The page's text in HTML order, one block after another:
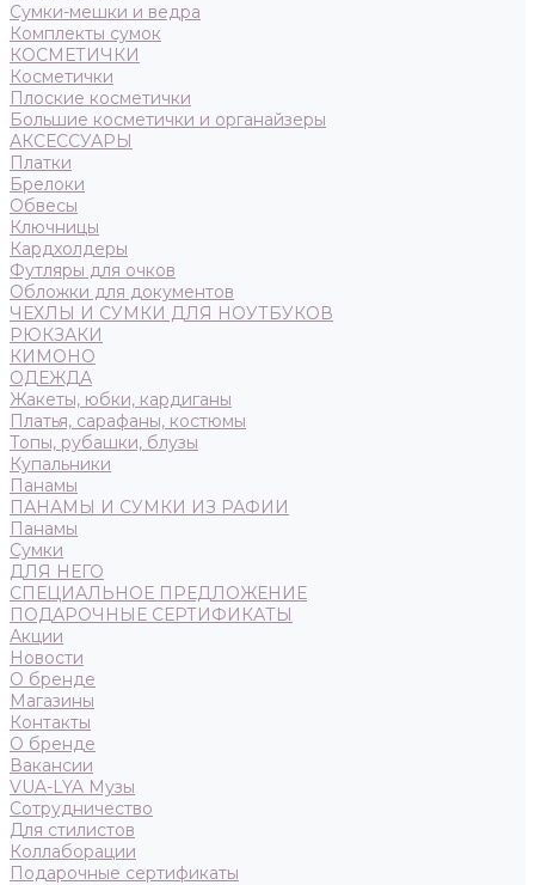
Сумки-мешки и ведра
Комплекты сумок
КОСМЕТИЧКИ
Косметички
Плоские косметички
Большие косметички и органайзеры
АКСЕССУАРЫ
Платки
Брелоки
Обвесы
Ключницы
Кардхолдеры
Футляры для очков
Обложки для документов
ЧЕХЛЫ И СУМКИ ДЛЯ НОУТБУКОВ
РЮКЗАКИ
КИМОНО
ОДЕЖДА
Жакеты, юбки, кардиганы
Платья, сарафаны, костюмы
Топы, рубашки, блузы
Купальники
Панамы
ПАНАМЫ И СУМКИ ИЗ РАФИИ
Панамы
Сумки
ДЛЯ НЕГО
СПЕЦИАЛЬНОЕ ПРЕДЛОЖЕНИЕ
ПОДАРОЧНЫЕ СЕРТИФИКАТЫ
Акции
Новости
О бренде
Магазины
Контакты
О бренде
Вакансии
VUA-LYA Музы
Сотрудничество
Для стилистов
Коллаборации
Подарочные сертификаты